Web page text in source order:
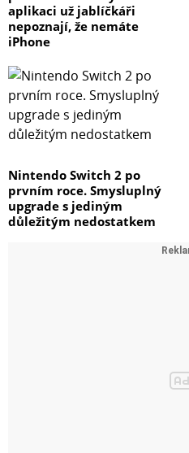
aplikaci už jablíčkáři
nepoznají, že nemáte
iPhone
Nintendo Switch 2 po
prvním roce. Smysluplný
upgrade s jediným
důležitým nedostatkem